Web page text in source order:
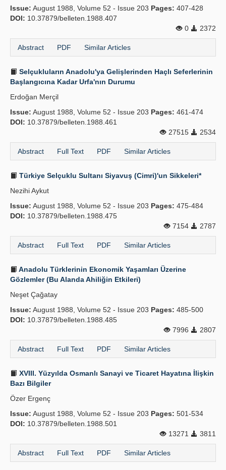
Issue: August 1988, Volume 52 - Issue 203 Pages: 407-428
DOI: 10.37879/belleten.1988.407
0
2372
Abstract PDF Similar Articles
Selçukluların Anadolu'ya Gelişlerinden Haçlı Seferlerinin
Başlangıcına Kadar Urfa'nın Durumu
Erdoğan Merçil
Issue: August 1988, Volume 52 - Issue 203 Pages: 461-474
DOI: 10.37879/belleten.1988.461
27515
2534
Abstract Full Text PDF Similar Articles
Türkiye Selçuklu Sultanı Siyavuş (Cimri)'un Sikkeleri*
Nezihi Aykut
Issue: August 1988, Volume 52 - Issue 203 Pages: 475-484
DOI: 10.37879/belleten.1988.475
7154
2787
Abstract Full Text PDF Similar Articles
Anadolu Türklerinin Ekonomik Yaşamları Üzerine
Gözlemler (Bu Alanda Ahiliğin Etkileri)
Neşet Çağatay
Issue: August 1988, Volume 52 - Issue 203 Pages: 485-500
DOI: 10.37879/belleten.1988.485
7996
2807
Abstract Full Text PDF Similar Articles
XVIII. Yüzyılda Osmanlı Sanayi ve Ticaret Hayatına İlişkin
Bazı Bilgiler
Özer Ergenç
Issue: August 1988, Volume 52 - Issue 203 Pages: 501-534
DOI: 10.37879/belleten.1988.501
13271
3811
Abstract Full Text PDF Similar Articles